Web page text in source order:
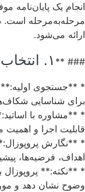
انجام یک پایان‌نامه
مرحله‌به‌مرحله است.
ارائه می‌شود.
### ** ۱. انتخاب موضوع و تدوین پروپوزال
* **جستجوی اولیه:**
برای شناسایی
* **مشاوره با
قابلیت اجرا و
* **نگارش
اهداف، فرضیه‌ها،
* **نکته:** پروپوزال
وضوح نشان دهد و